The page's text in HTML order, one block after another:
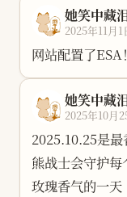
属于自己的一
扁舟来这里。
哎，就是和喜欢
复杂，该怎么哄
她笑中藏
2025年11月1
网站配置了
她笑中藏
2025年10月
2025.10.25 ​是
熊战士会守护每
玫瑰香气的一天